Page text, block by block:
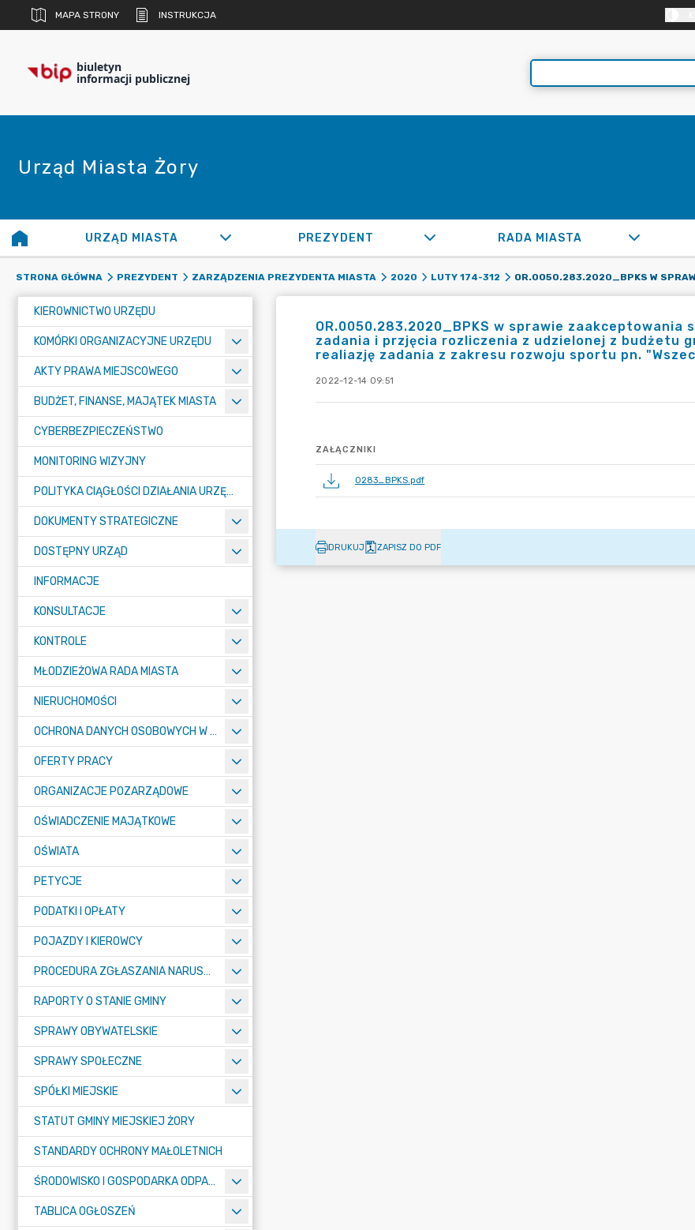
MAPA STRONY INSTRUKCJA
biuletyn
informacji publicznej
Urząd Miasta Żory
URZĄD MIASTA PREZYDENT RADA MIASTA
STRONA GŁÓWNA PREZYDENT ZARZĄDZENIA PREZYDENTA MIASTA 2020 LUTY 174-312
KIEROWNICTWO URZĘDU
KOMÓRKI ORGANIZACYJNE URZĘDU
AKTY PRAWA MIEJSCOWEGO
BUDŻET, FINANSE, MAJĄTEK MIASTA
CYBERBEZPIECZEŃSTWO
MONITORING WIZYJNY
POLITYKA CIĄGŁOŚCI DZIAŁANIA URZĘDU MIASTA ŻORY
DOKUMENTY STRATEGICZNE
DOSTĘPNY URZĄD
INFORMACJE
KONSULTACJE
KONTROLE
MŁODZIEŻOWA RADA MIASTA
NIERUCHOMOŚCI
OCHRONA DANYCH OSOBOWYCH W URZĘDZIE MIASTA ŻORY - RODO
OFERTY PRACY
ORGANIZACJE POZARZĄDOWE
OŚWIADCZENIE MAJĄTKOWE
OŚWIATA
PETYCJE
PODATKI I OPŁATY
POJAZDY I KIEROWCY
PROCEDURA ZGŁASZANIA NARUSZEŃ PRAWA
RAPORTY O STANIE GMINY
SPRAWY OBYWATELSKIE
SPRAWY SPOŁECZNE
SPÓŁKI MIEJSKIE
STATUT GMINY MIEJSKIEJ ŻORY
STANDARDY OCHRONY MAŁOLETNICH
ŚRODOWISKO I GOSPODARKA ODPADAMI
TABLICA OGŁOSZEŃ
OR.0050.283.2020_BPKS w sprawie zaakceptowania
zadania i przjęcia rozliczenia z udzielonej z budżetu
realiazję zadania z zakresu rozwoju sportu pn.
2022-12-14 09:51
ZAŁĄCZNIKI
0283_BPKS.pdf
DRUKUJ ZAPISZ DO PDF